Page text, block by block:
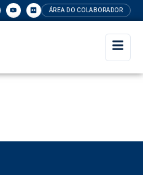
ÁREA DO COLABORADOR